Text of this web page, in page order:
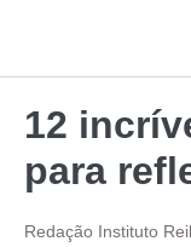
12
para
Redação Instituto